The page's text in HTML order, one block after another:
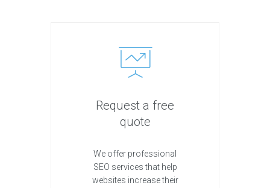
Request a free
quote
We offer professional
SEO services that help
websites increase their